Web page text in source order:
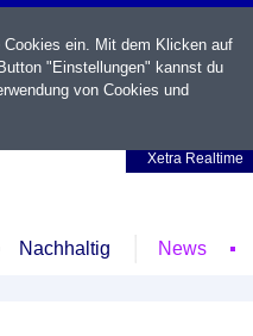
Xetra Realtime
Nachhaltig News
ein. Mit dem Klicken auf
"Einstellungen" kannst du
von Cookies und